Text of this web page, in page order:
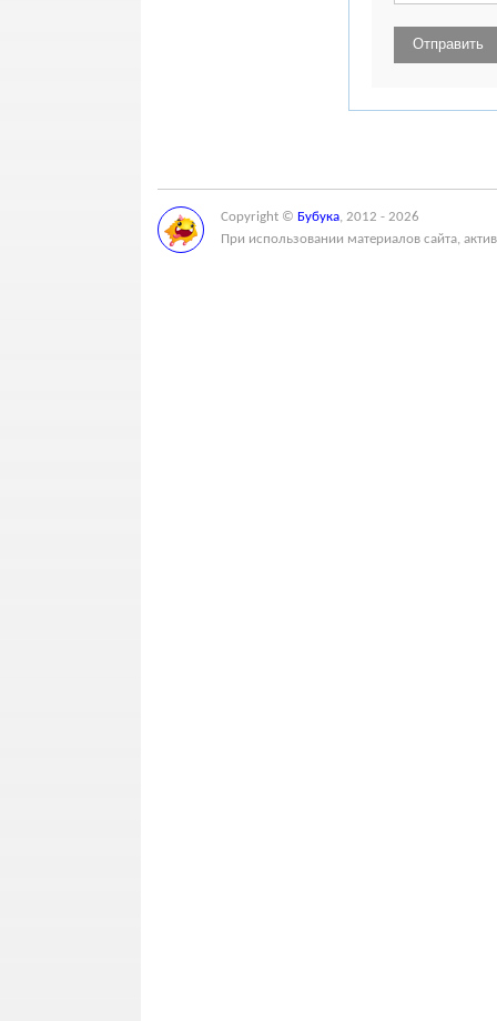
Copyright © Бубука, 2012 - 2026
При использовании материалов сайта,